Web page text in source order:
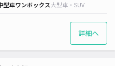
型車ワンボックス大型車・SUV
詳細へ